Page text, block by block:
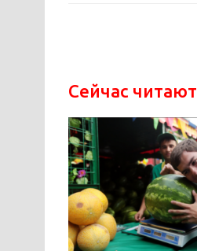
Сейчас читают